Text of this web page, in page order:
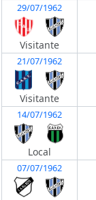
29/07/1962
Visitante
21/07/1962
Visitante
14/07/1962
Local
07/07/1962